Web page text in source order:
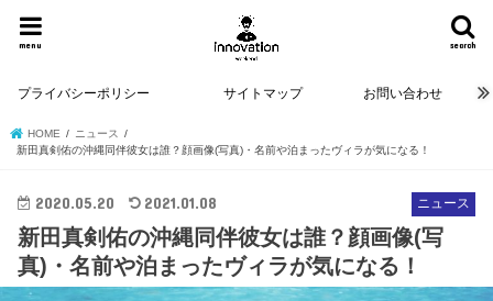
search
menu
プライバシーポリシー サイトマップ お問い合わせ
HOME
ニュース
新田真剣佑の沖縄同伴彼女は誰？顔画像(写真)・名前や泊まったヴィラが気になる！
ニュース
2020.05.20 2021.01.08
新田真剣佑の沖縄同伴彼女は誰？顔画像(写
真)・名前や泊まったヴィラが気になる！